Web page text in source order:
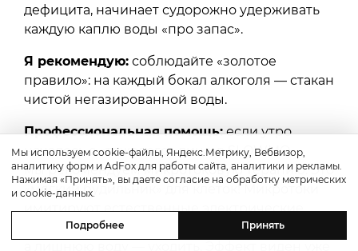
дефицита, начинает судорожно удерживать
каждую каплю воды «про запас».
Я рекомендую: соблюдайте «золотое
правило»: на каждый бокал алкоголя — стакан
чистой негазированной воды.
Профессиональная помощь:если утро
началось с «тяжелого» лица, в SLOWMO
мы рекомендуем микротоковую терапию. Это
«мягкий будильник» для клеток! Микротоки
имитируют естественные электрические
импульсы тела, заставляя лимфу двигаться,
Мы используем cookie-файлы, Яндекс.Метрику, Вебвизор,
аналитику форм и AdFox для работы сайта, аналитики и рекламы.
Нажимая «Принять», вы даете согласие на обработку метрических
и cookie-данных.
Подробнее Принять